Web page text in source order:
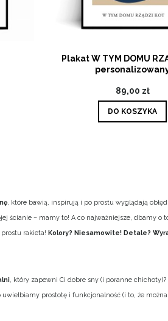
Plakat W TYM DOMU
89,00 zł
DO KOSZYKA
, które bawią, inspirują i po prostu wyglądają
ścianie – mamy to! A co najważniejsze, dbamy o
prostu rakieta! Kolory? Niesamowite! Detale?
, który zapewni Ci dobre sny (i poranne chichoty)?
uwielbiamy prostotę i funkcjonalność (i to, że